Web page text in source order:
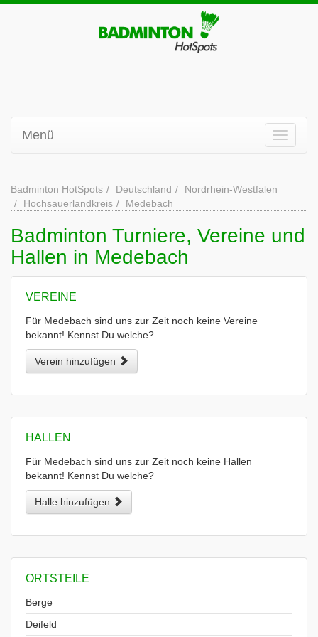
Menü
Badminton HotSpots Deutschland
Nordrhein-Westfalen
Hochsauerlandkreis
Medebach
Badminton Turniere, Vereine und
Hallen in Medebach
VEREINE
Für Medebach sind uns zur Zeit noch keine Vereine
bekannt! Kennst Du welche?
Verein hinzufügen
HALLEN
Für Medebach sind uns zur Zeit noch keine Hallen
bekannt! Kennst Du welche?
Halle hinzufügen
ORTSTEILE
Berge
Deifeld